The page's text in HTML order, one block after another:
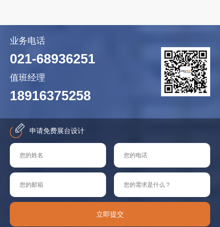
业务电话
021-68936251
值班经理
18916375258
申请免费展台设计
立即提交